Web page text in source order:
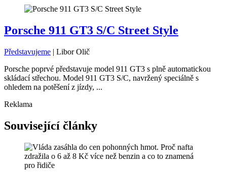
Porsche 911 GT3 S/C Street Style
Představujeme | Libor Olič
Porsche poprvé představuje model 911 GT3 s plně automatickou
skládací střechou. Model 911 GT3 S/C, navržený speciálně s
ohledem na potěšení z jízdy, ...
Reklama
Související články